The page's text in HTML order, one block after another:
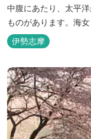
中腹にあたり、太平
ものがあります。海
れます。 展望台に立
まれるといわれていま
伊勢志摩